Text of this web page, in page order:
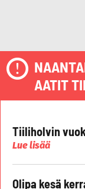
AATIT
Tiiliholvin
Lue lisää
Olipa kesä